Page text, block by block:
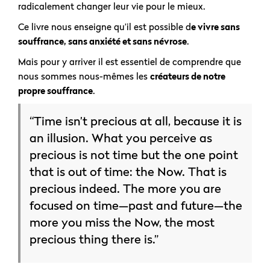
radicalement changer leur vie pour le mieux.
Ce livre nous enseigne qu’il est possible de vivre sans
souffrance, sans anxiété et sans névrose.
Mais pour y arriver il est essentiel de comprendre que
nous sommes nous-mêmes les créateurs de notre
propre souffrance.
“Time isn’t precious at all, because it is
an illusion. What you perceive as
precious is not time but the one point
that is out of time: the Now. That is
precious indeed. The more you are
focused on time—past and future—the
more you miss the Now, the most
precious thing there is.”